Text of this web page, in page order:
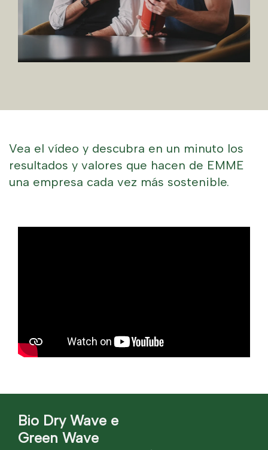
Vea el vídeo y descubra en un minuto los
resultados y valores que hacen de EMME
una empresa cada vez más sostenible.
Bio Dry Wave e
Green Wave